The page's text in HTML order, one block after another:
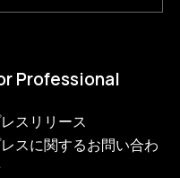
Professional
スリリース
スに関するお問い合わ